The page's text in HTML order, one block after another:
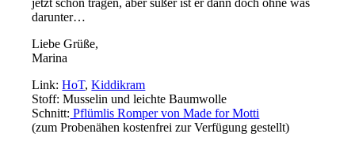
darunter…
Liebe Grüße,
Marina
Link:HoT,Kiddikram
Stoff: Musselin und leichte Baumwolle
Schnitt: Pflümlis Romper von Made for Motti
(zum Probenähen kostenfrei zur Verfügung gestellt)